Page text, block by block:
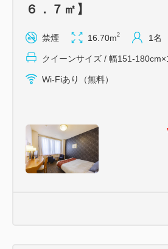
６．７㎡】
禁煙 16.70m2 1名
クイーンサイズ / 幅151-
Wi-Fiあり（無料）